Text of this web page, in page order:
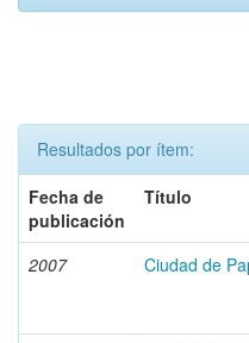
Resultados por ítem:
Fecha de
publicación
Título
2007 Ciudad de